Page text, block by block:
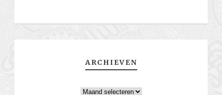
ARCHIEVEN
Archieven